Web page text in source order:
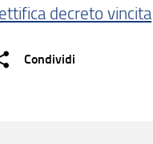
decreto vincita
Condividi